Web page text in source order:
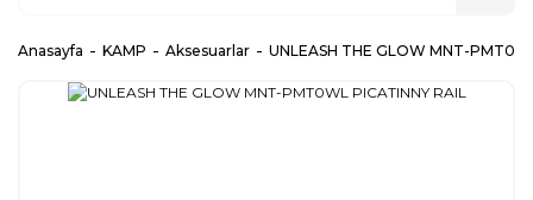
Anasayfa KAMP Aksesuarlar UNLEASH THE GLOW MNT-